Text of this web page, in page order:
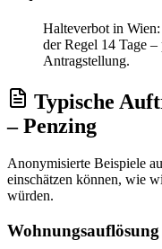
Halteverbot in
der Regel 14 Tage
Antragstellung.
Typische
– Penzing
Anonymisierte Beispiele
einschätzen können, wie
würden.